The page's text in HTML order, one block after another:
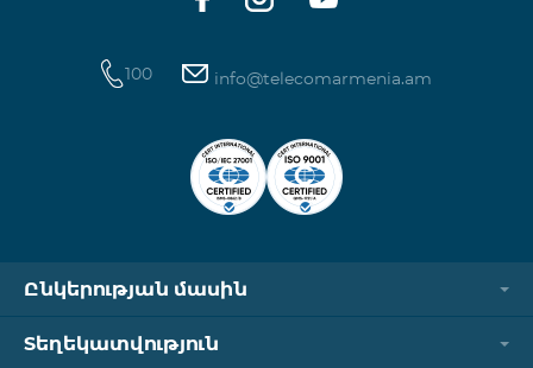
100 info@telecomarmenia.am
Ընկերության մասին
Տեղեկատվություն